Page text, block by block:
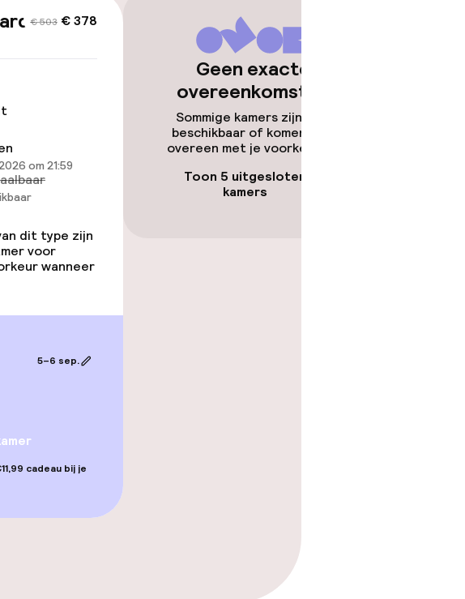
€ 503 € 378
om 21:59
dit type zijn
voor
wanneer
5–6 sep.
cadeau bij je
Geen exacte
overeenkomsten
Sommige kamers zijn niet
beschikbaar of komen niet
overeen met je voorkeuren.
Toon 5 uitgesloten
kamers